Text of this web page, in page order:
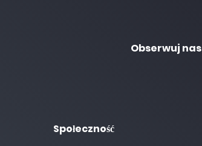
Obserwuj nas
Społeczność